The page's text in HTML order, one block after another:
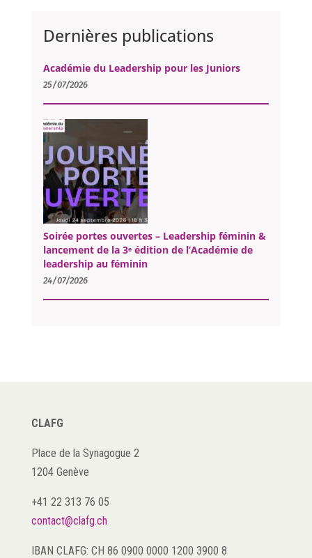
Dernières publications
Académie du Leadership pour les Juniors
25/07/2026
Soirée portes ouvertes – Leadership féminin &
lancement de la 3ᵉ édition de l’Académie de
leadership au féminin
24/07/2026
CLAFG
Place de la Synagogue 2
1204 Genève
+41 22 313 76 05
contact@clafg.ch
IBAN CLAFG: CH 86 0900 0000 1200 3900 8